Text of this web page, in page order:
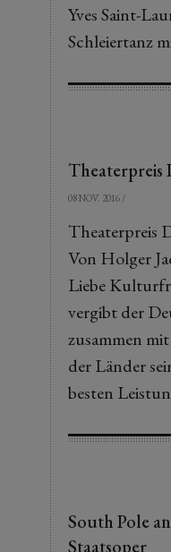
Yves Saint-
Schleiertanz
Theaterpreis
08 NOV. 2016 /
Theaterpreis
Von Holger
Liebe
vergibt der
zusammen
der Länder
besten
South Pole
Staatsoper